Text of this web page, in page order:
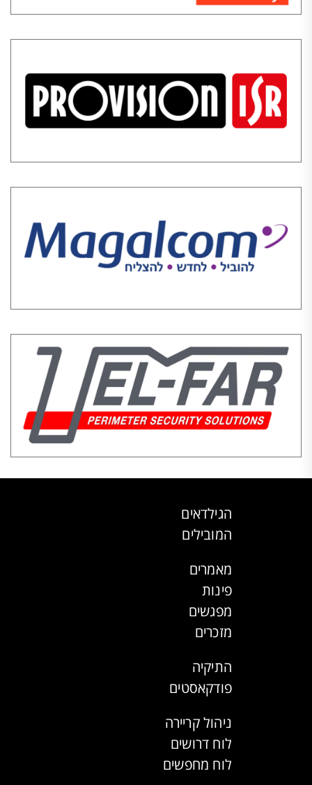
הגילדאים
המובילים
מאמרים
פינות
מפגשים
מזכרים
התיקיה
פודקאסטים
ניהול קריירה
לוח דרושים
לוח מחפשים